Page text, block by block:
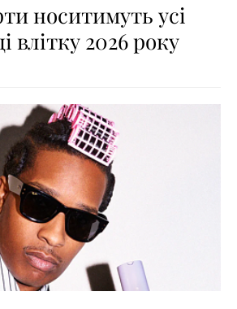
носитимуть усі
влітку 2026 року